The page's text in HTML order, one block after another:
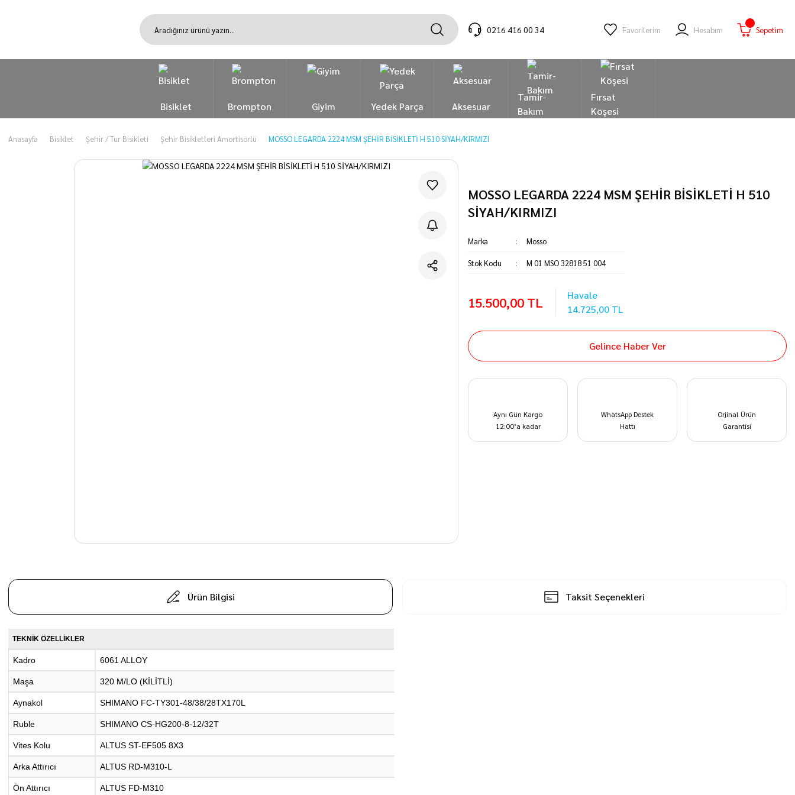
0216 416 00 34 Favorilerim Hesabım Sepetim
Bisiklet Brompton Giyim Yedek Parça Aksesuar
Tamir-
Bakım
Fırsat
Köşesi
Anasayfa Bisiklet Şehir / Tur Bisikleti Şehir Bisikletleri Amortisörlü MOSSO LEGARDA 2224 MSM ŞEHİR BİSİKLETİ H 510 SİYAH/KIRMIZI
MOSSO LEGARDA 2224 MSM ŞEHİR BİSİKLETİ H 510
SİYAH/KIRMIZI
Marka Mosso
Stok Kodu M 01 MSO 32818 51 004
15.500,00 TL
Havale
14.725,00 TL
Gelince Haber Ver
Aynı Gün Kargo
12:00’a kadar
WhatsApp Destek
Hattı
Orjinal Ürün
Garantisi
Ürün Bilgisi Taksit Seçenekleri
TEKNİK ÖZELLİKLER
Kadro 6061 ALLOY
Maşa 320 M/LO (KİLİTLİ)
Aynakol SHIMANO FC-TY301-48/38/28TX170L
Ruble SHIMANO CS-HG200-8-12/32T
Vites Kolu ALTUS ST-EF505 8X3
Arka Attırıcı ALTUS RD-M310-L
Ön Attırıcı ALTUS FD-M310